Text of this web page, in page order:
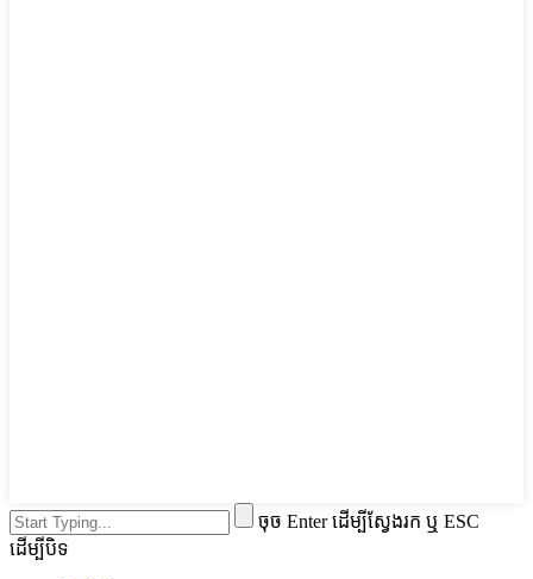
ចុច Enter ដើម្បីស្វែងរក ឬ ESC
ដើម្បីបិទ